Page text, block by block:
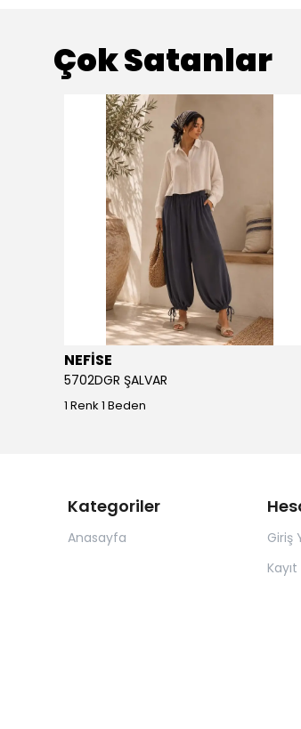
Çok Satanlar
NEFİSE
5702DGR ŞALVAR
1 Renk 1 Beden
Kategoriler
Anasayfa
Giriş